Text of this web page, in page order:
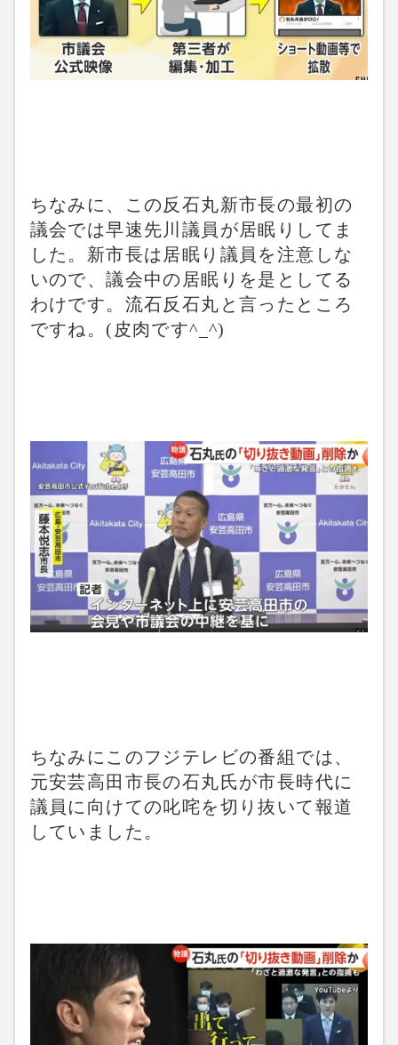
ちなみに、この反石丸新市長の最初の
議会では早速先川議員が居眠りしてま
した。新市長は居眠り議員を注意しな
いので、議会中の居眠りを是としてる
わけです。流石反石丸と言ったところ
ですね。(皮肉です^_^)
ちなみにこのフジテレビの番組では、
元安芸高田市長の石丸氏が市長時代に
議員に向けての叱咤を切り抜いて報道
していました。